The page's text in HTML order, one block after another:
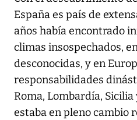
España es país de
años había encontrado
climas insospechados,
desconocidas, y en
responsabilidades
Roma, Lombardía,
estaba en pleno cambio